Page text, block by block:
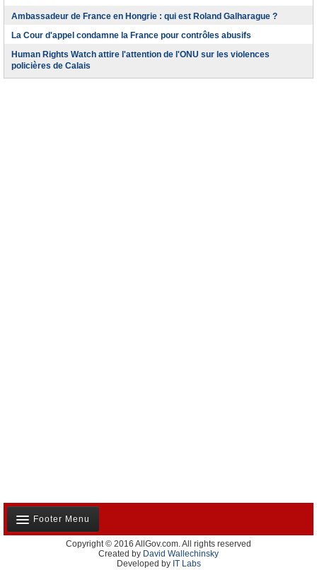
Ambassadeur de France en Hongrie : qui est Roland Galharague ?
La Cour d'appel condamne la France pour contrôles abusifs
Human Rights Watch attire l'attention de l'ONU sur les violences
policières de Calais
Footer Menu
Notre équipe
Copyright © 2016 AllGov.com. All rights reserved
Created by David Wallechinsky
Developed by IT Labs